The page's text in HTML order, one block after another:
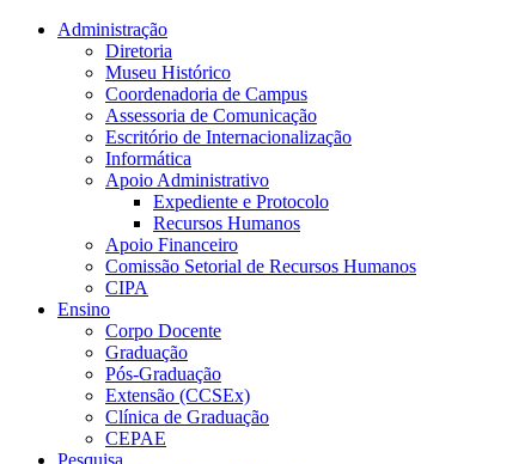
Conteúdo principal Menu principal
Administração
Diretoria
Museu Histórico
Coordenadoria de Campus
Assessoria de Comunicação
Escritório de Internacionalização
Informática
Apoio Administrativo
Expediente e Protocolo
Recursos Humanos
Apoio Financeiro
Comissão Setorial de Recursos Humanos
CIPA
Ensino
Corpo Docente
Graduação
Pós-Graduação
Extensão (CCSEx)
Clínica de Graduação
CEPAE
Pesquisa